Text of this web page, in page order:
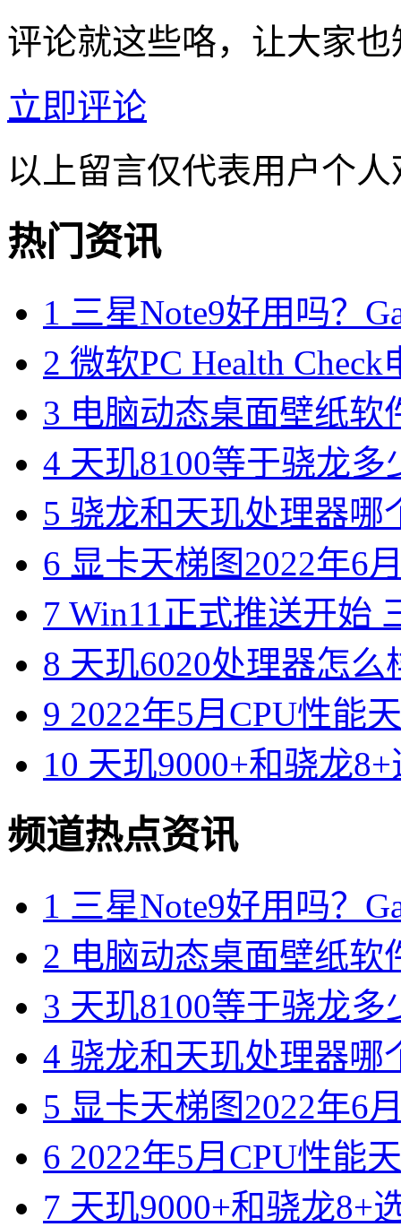
评论就这些咯，让大家
立即评论
以上留言仅代表用户个
热门资讯
1 三星Note9好用吗？
2 微软PC Health
3 电脑动态桌面壁纸软
4 天玑8100等于骁龙
5 骁龙和天玑处理器哪
6 显卡天梯图2022年6
7 Win11正式推送开始
8 天玑6020处理器怎么
9 2022年5月CPU性能
10 天玑9000+和骁龙
频道热点资讯
1 三星Note9好用吗？
2 电脑动态桌面壁纸软
3 天玑8100等于骁龙
4 骁龙和天玑处理器哪
5 显卡天梯图2022年6
6 2022年5月CPU性能
7 天玑9000+和骁龙8+